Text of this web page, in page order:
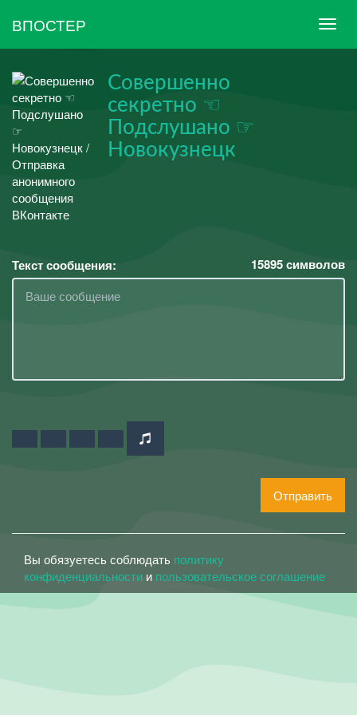
ВПОСТЕР
Совершенно
секретно ☜
Подслушано ☞
Новокузнецк
Текст сообщения: 15895символов
Отправить
Вы обязуетесь соблюдать политику
конфиденциальности и пользовательское соглашение